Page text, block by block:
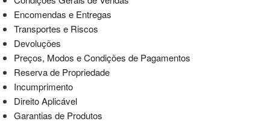
Encomendas e Entregas
Transportes e Riscos
Devoluções
Preços, Modos e Condições de Pagamentos
Reserva de Propriedade
Incumprimento
Direito Aplicável
Garantias de Produtos